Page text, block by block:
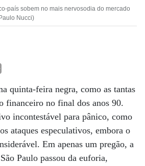
país sobem no mais nervosodia do mercado
Nucci)
quinta-feira negra, como as tantas
financeiro no final dos anos 90.
incontestável para pânico, como
ataques especulativos, embora o
Em apenas um pregão, a
Paulo passou da euforia,